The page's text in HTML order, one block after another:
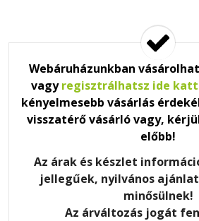
Webáruházunkban
vagyregisztrálhatsz ide
kényelmesebb vásárlás
visszatérő vásárló vagy,
előbb!
Az árak és készlet
jellegűek, nyilvános
minősülnek!
Az árváltozás jogát